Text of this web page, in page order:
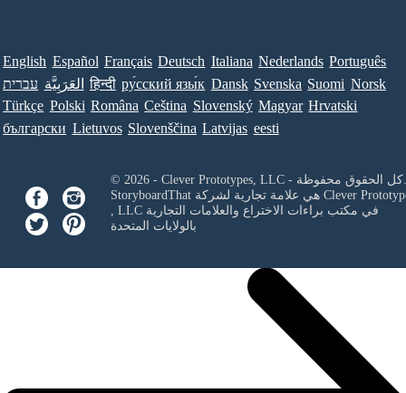
English Español Français Deutsch Italiana Nederlands Português
עברית العَرَبِيَّة हिन्दी ру́сский язы́к Dansk Svenska Suomi Norsk
Türkçe Polski Româna Ceština Slovenský Magyar Hrvatski
български Lietuvos Slovenščina Latvijas eesti
© 2026 - Clever Prototypes, LLC - كل الحقوق محفوظة.
StoryboardThat هي علامة تجارية لشركة Clever
, LLCفي مكتب براءات الاختراع والعلامات التجارية
بالولايات المتحدة